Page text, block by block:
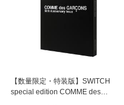
【数量限定・特装版】SWITCH
special edition COMME des